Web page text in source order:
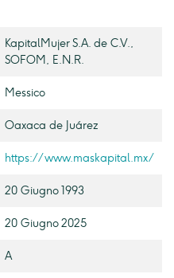
KapitalMujer S.A. de C.V.,
SOFOM, E.N.R.
Messico
Oaxaca de Juárez
https://www.maskapital.mx/
20 Giugno 1993
20 Giugno 2025
A